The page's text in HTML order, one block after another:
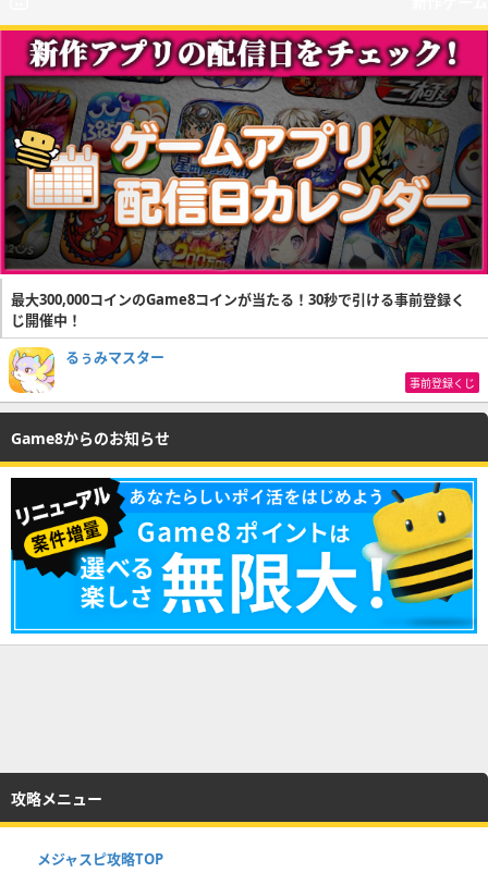
最大300,000コインのGame8コインが当たる！30秒で引ける事前登録く
じ開催中！
るぅみマスター
事前登録くじ
Game8からのお知らせ
攻略メニュー
メジャスピ攻略TOP